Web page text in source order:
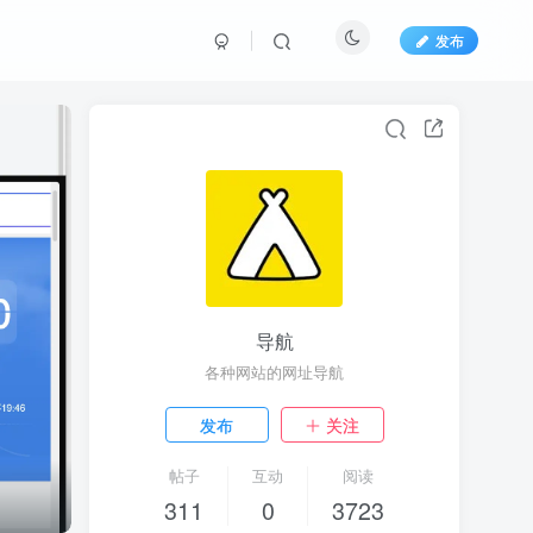
发布
导航
各种网站的网址导航
发布 关注
帖子
311
互动
0
阅读
3723